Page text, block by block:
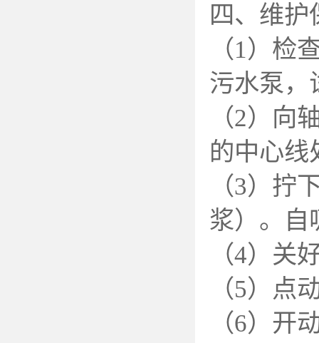
四、维护
（1）检
污水泵，
（2）向
的中心线
（3）拧
浆）。自
（4）关
（5）点
（6）开